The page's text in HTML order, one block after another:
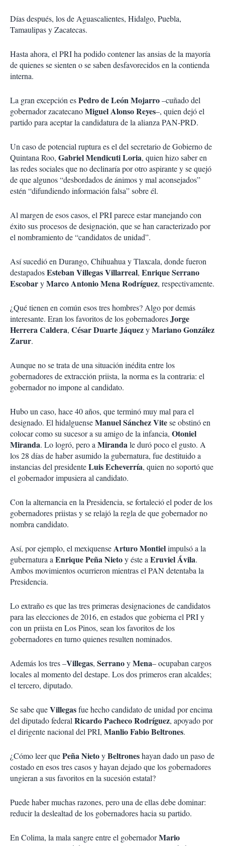
Días después, los de Aguascalientes, Hidalgo, Puebla,
Tamaulipas y Zacatecas.
Hasta ahora, el PRI ha podido contener las ansias de la mayoría
de quienes se sienten o se saben desfavorecidos en la contienda
interna.
La gran excepción esPedro de León Mojarro–cuñado del
gobernador zacatecanoMiguel Alonso Reyes–, quien dejó el
partido para aceptar la candidatura de la alianza PAN-PRD.
Un caso de potencial ruptura es el del secretario de Gobierno de
Quintana Roo, Gabriel Mendicuti Loria, quien hizo saber en
las redes sociales que no declinaría por otro aspirante y se quejó
de que algunos “desbordados de ánimos y mal aconsejados”
estén “difundiendo información falsa” sobre él.
Al margen de esos casos, el PRI parece estar manejando con
éxito sus procesos de designación, que se han caracterizado por
el nombramiento de “candidatos de unidad”.
Así sucedió en Durango, Chihuahua y Tlaxcala, donde fueron
destapadosEsteban Villegas Villarreal, Enrique Serrano
EscobaryMarco Antonio Mena Rodríguez, respectivamente.
¿Qué tienen en común esos tres hombres? Algo por demás
interesante. Eran los favoritos de los gobernadoresJorge
Herrera Caldera, César Duarte JáquezyMariano González
Zarur.
Aunque no se trata de una situación inédita entre los
gobernadores de extracción priista, la norma es la contraria: el
gobernador no impone al candidato.
Hubo un caso, hace 40 años, que terminó muy mal para el
designado. El hidalguenseManuel Sánchez Vitese obstinó en
colocar como su sucesor a su amigo de la infancia, Otoniel
Miranda. Lo logró, pero a Mirandale duró poco el gusto. A
los 28 días de haber asumido la gubernatura, fue destituido a
instancias del presidenteLuis Echeverría, quien no soportó que
el gobernador impusiera al candidato.
Con la alternancia en la Presidencia, se fortaleció el poder de los
gobernadores priistas y se relajó la regla de que gobernador no
nombra candidato.
Así, por ejemplo, el mexiquenseArturo Montielimpulsó a la
gubernatura a Enrique Peña Nietoy éste a Eruviel Ávila.
Ambos movimientos ocurrieron mientras el PAN detentaba la
Presidencia.
Lo extraño es que las tres primeras designaciones de candidatos
para las elecciones de 2016, en estados que gobierna el PRI y
con un priista en Los Pinos, sean los favoritos de los
gobernadores en turno quienes resulten nominados.
Además los tres –Villegas, SerranoyMena– ocupaban cargos
locales al momento del destape. Los dos primeros eran alcaldes;
el tercero, diputado.
Se sabe queVillegasfue hecho candidato de unidad por encima
del diputado federal Ricardo Pacheco Rodríguez, apoyado por
el dirigente nacional del PRI, Manlio Fabio Beltrones.
¿Cómo leer quePeña NietoyBeltroneshayan dado un paso de
costado en esos tres casos y hayan dejado que los gobernadores
ungieran a sus favoritos en la sucesión estatal?
Puede haber muchas razones, pero una de ellas debe dominar:
reducir la deslealtad de los gobernadores hacia su partido.
En Colima, la mala sangre entre el gobernadorMario